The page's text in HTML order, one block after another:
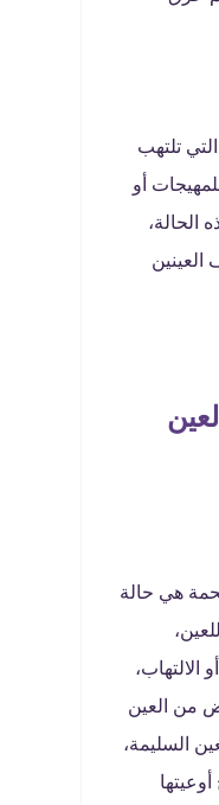
تلتهب
أو
الحالة،
هي حالة
الالتهاب،
من العين
السليمة،